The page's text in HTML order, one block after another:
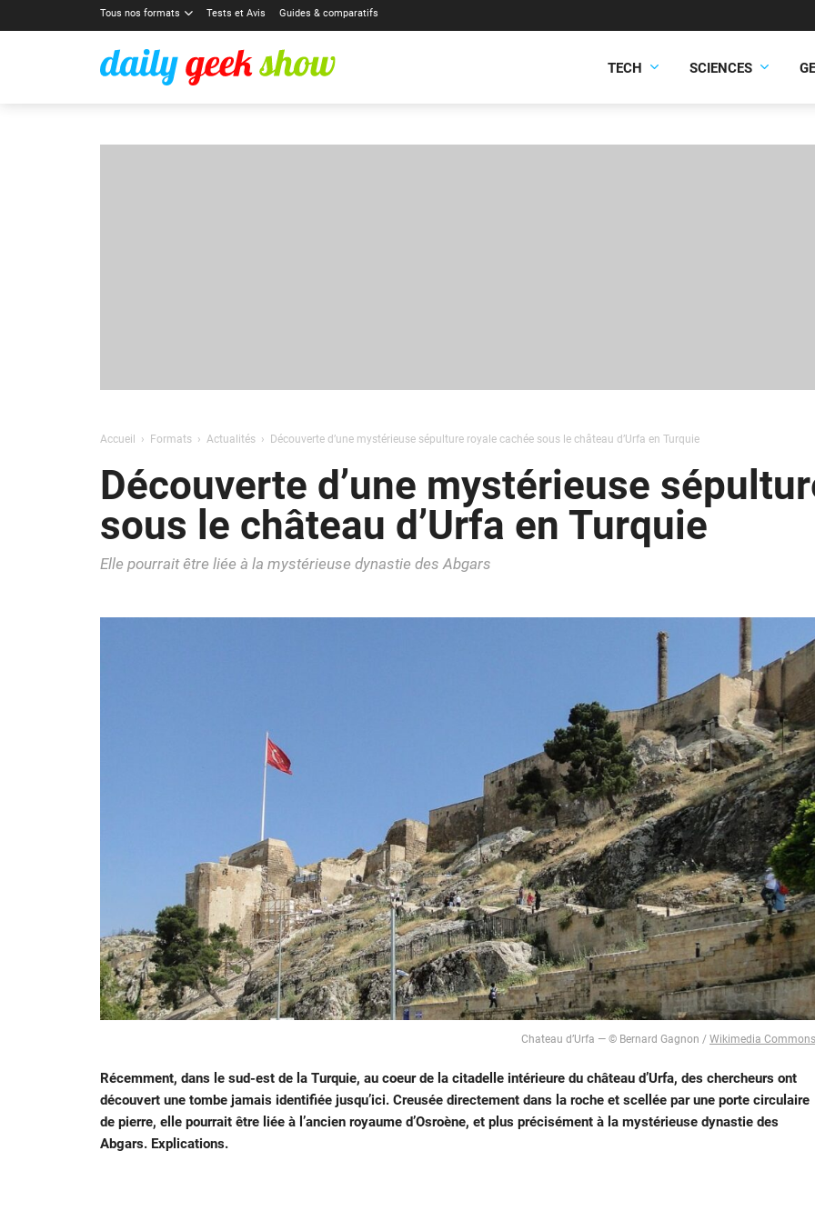
Tous nos formats Tests et Avis Guides & comparatifs
TECH SCIENCES
Accueil Formats Actualités Découverte d’une mystérieuse sépulture royale cachée sous le château d’Urfa en Turquie
Découverte d’une mystérieuse
sous le château d’Urfa en Turquie
Elle pourrait être liée à la mystérieuse dynastie des Abgars
Chateau d’Urfa — © Bernard Gagnon / Wikimedia Commons
Récemment, dans le sud-est de la Turquie, au coeur de la citadelle intérieure du château d’Urfa, des chercheurs ont
découvert une tombe jamais identifiée jusqu’ici. Creusée directement dans la roche et scellée par une porte circulaire
de pierre, elle pourrait être liée à l’ancien royaume d’Osroène, et plus précisément à la mystérieuse dynastie des
Abgars. Explications.